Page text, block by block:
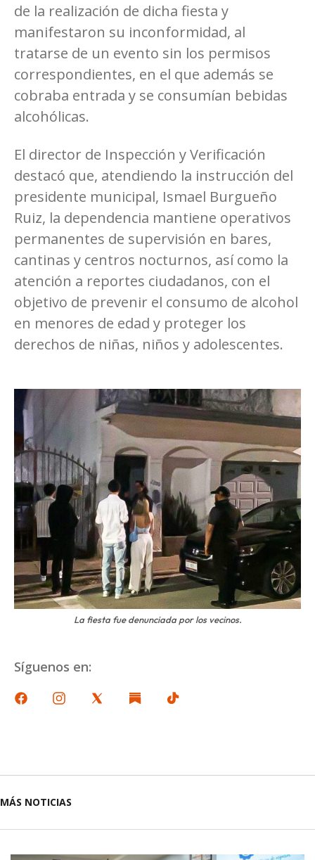
de la realización de dicha fiesta y
manifestaron su inconformidad, al
tratarse de un evento sin los permisos
correspondientes, en el que además se
cobraba entrada y se consumían bebidas
alcohólicas.
El director de Inspección y Verificación
destacó que, atendiendo la instrucción del
presidente municipal, Ismael Burgueño
Ruiz, la dependencia mantiene operativos
permanentes de supervisión en bares,
cantinas y centros nocturnos, así como la
atención a reportes ciudadanos, con el
objetivo de prevenir el consumo de alcohol
en menores de edad y proteger los
derechos de niñas, niños y adolescentes.
La fiesta fue denunciada por los vecinos.
Síguenos en:
MÁS NOTICIAS